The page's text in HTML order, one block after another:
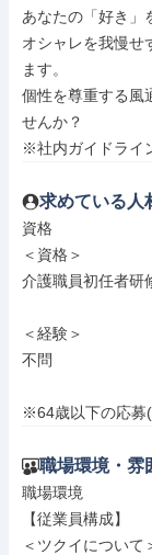
あなたの「好き」
オシャレを我慢せ
ます。
個性を尊重する風
せんか？
※社内ガイドライ
求めている人
資格
＜資格＞
介護職員初任者研
＜経験＞
不問
※64歳以下の応募
職場環境・雰
職場環境
【従業員構成】
＜ツクイについて